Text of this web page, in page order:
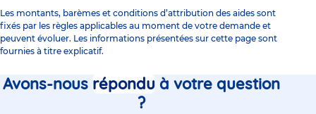
Les montants, barèmes et conditions d’attribution des aides sont
fixés par les règles applicables au moment de votre demande et
peuvent évoluer. Les informations présentées sur cette page sont
fournies à titre explicatif.
Avons-nous réponduà votre question
?